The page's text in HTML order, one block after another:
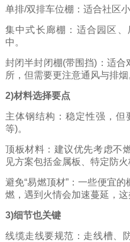
单排/双排车位棚：适合社区
集中式长廊棚：适合园区
中。
封闭半封闭棚(带围挡)：适
所，但需要更注意通风与排烟
2)材料选择要点
主体钢结构：稳定性强，
等)。
顶板材料：建议优先考虑不
见方案包括金属板、特定防火
避免“易燃顶材”：一些便宜
燃，遇到火情会加速蔓延，这
3)细节也关键
线缆走线要规范：走线槽、